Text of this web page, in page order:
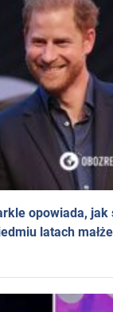
opowiada, jak
latach